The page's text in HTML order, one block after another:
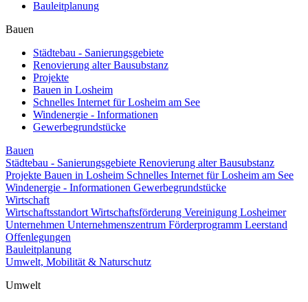
Bauleitplanung
Bauen
Städtebau - Sanierungsgebiete
Renovierung alter Bausubstanz
Projekte
Bauen in Losheim
Schnelles Internet für Losheim am See
Windenergie - Informationen
Gewerbegrundstücke
Bauen
Städtebau - Sanierungsgebiete Renovierung alter Bausubstanz
Projekte Bauen in Losheim Schnelles Internet für Losheim am See
Windenergie - Informationen Gewerbegrundstücke
Wirtschaft
Wirtschaftsstandort Wirtschaftsförderung Vereinigung Losheimer
Unternehmen Unternehmenszentrum Förderprogramm Leerstand
Offenlegungen
Bauleitplanung
Umwelt, Mobilität & Naturschutz
Umwelt